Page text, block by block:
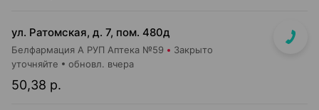
ул. Ратомская, д. 7, пом. 480д
Белфармация А РУП Аптека №59 Закрыто
50,38 р.
уточняйте обновл. вчера